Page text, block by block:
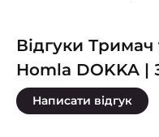
Відгуки
Homla DOKKA |
Написати відгук